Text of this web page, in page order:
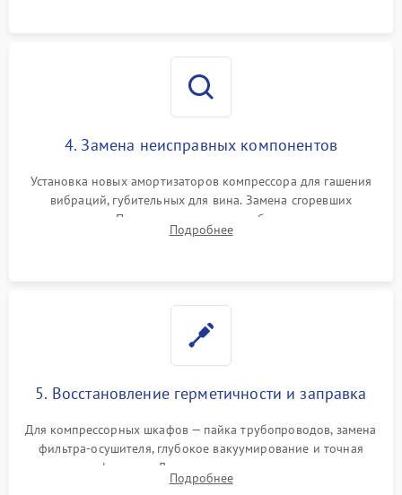
4. Замена неисправных компонентов
Установка новых амортизаторов компрессора для гашения
вибраций, губительных для вина. Замена сгоревших
элементов Пельтье, вентиляторов обдува, угольных
фильтров или поврежденных уплотнителей дверцы.
Подробнее
5. Восстановление герметичности и заправка
Для компрессорных шкафов — пайка трубопроводов, замена
фильтра-осушителя, глубокое вакуумирование и точная
заправка фреоном. Для термоэлектрических — замена
термопасты и герметизация охлаждающего блока.
Подробнее